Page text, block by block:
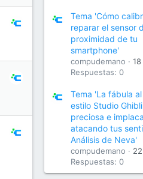
Tema 'Cómo
reparar el sensor
proximidad de tu
smartphone'
compudemano
Respuestas: 0
Tema 'La fábula
estilo Studio
preciosa e
atacando tus
Análisis de Neva'
compudemano
Respuestas: 0